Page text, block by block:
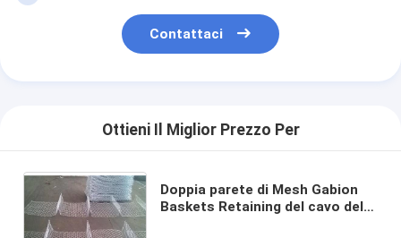
Contattaci
Ottieni Il Miglior Prezzo Per
Doppia parete di Mesh Gabion
Baskets Retaining del cavo della